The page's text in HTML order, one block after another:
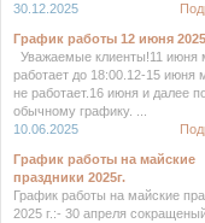
30.12.2025
График работы 12 июня
Уважаемые клиенты!11 июня
работает до 18:00.12-15 июня
не работает.16 июня и далее
обычному графику. ...
10.06.2025
График работы на майские
праздники 2025г.
График работы на майские
2025 г.:- 30 апреля